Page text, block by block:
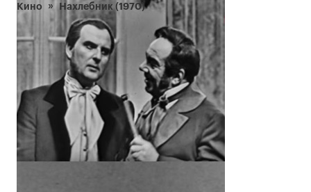
Кино Нахлебник (1970)